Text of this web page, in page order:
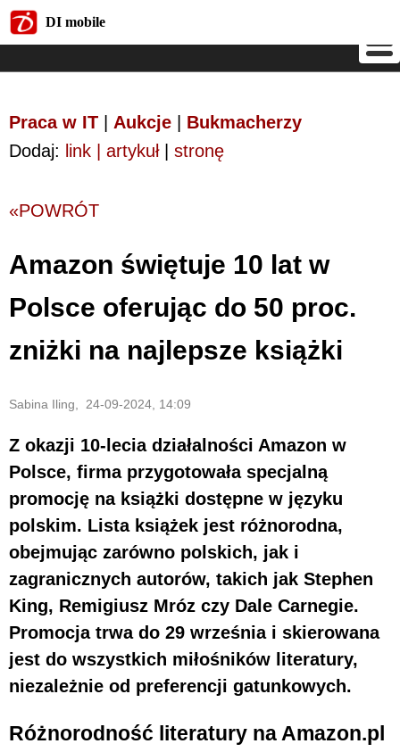
DI mobile
Praca w IT Aukcje
Bukmacherzy
Dodaj: link | artykuł| stronę
«POWRÓT
Amazon świętuje 10 lat w
Polsce oferując do 50 proc.
zniżki na najlepsze książki
Sabina Iling, 24-09-2024, 14:09
Z okazji 10-lecia działalności Amazon w
Polsce, firma przygotowała specjalną
promocję na książki dostępne w języku
polskim. Lista książek jest różnorodna,
obejmując zarówno polskich, jak i
zagranicznych autorów, takich jak Stephen
King, Remigiusz Mróz czy Dale Carnegie.
Promocja trwa do 29 września i skierowana
jest do wszystkich miłośników literatury,
niezależnie od preferencji gatunkowych.
Różnorodność literatury na Amazon.pl
DI mobile